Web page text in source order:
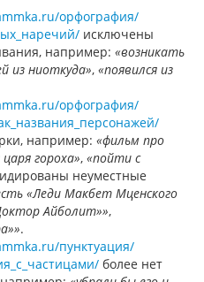
орфография/
исключены
например: «возникать
из ниоткуда», «появился из
орфография/
например: «фильм про
гороха», «пойти с
неуместные
«Леди Макбет Мценского
Айболит»»,
.
пунктуация/
более нет